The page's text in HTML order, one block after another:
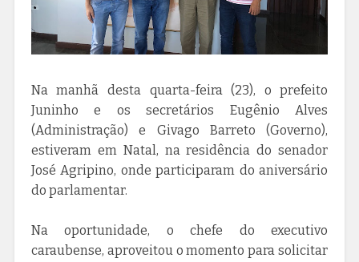
Na manhã desta quarta-feira (23), o prefeito
Juninho e os secretários Eugênio Alves
(Administração) e Givago Barreto (Governo),
estiveram em Natal, na residência do senador
José Agripino, onde participaram do aniversário
do parlamentar.
Na oportunidade, o chefe do executivo
caraubense, aproveitou o momento para solicitar